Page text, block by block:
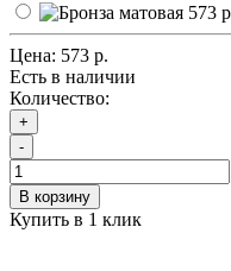
Цена: 573 р.
Есть в наличии
Количество:
+
-
В корзину
Купить в 1 клик